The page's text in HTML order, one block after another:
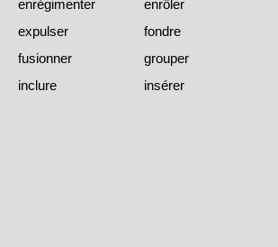
enrégimenter
enrôler
expulser
fondre
fusionner
grouper
inclure
insérer